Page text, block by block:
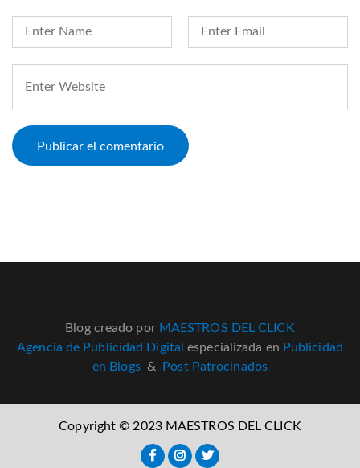
Blog creado por MAESTROS DEL CLICK
Agencia de Publicidad Digital especializada en Publicidad
en Blogs& Post Patrocinados
Copyright © 2023 MAESTROS DEL CLICK